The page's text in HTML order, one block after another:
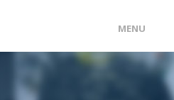
MENU
ENG / 中文